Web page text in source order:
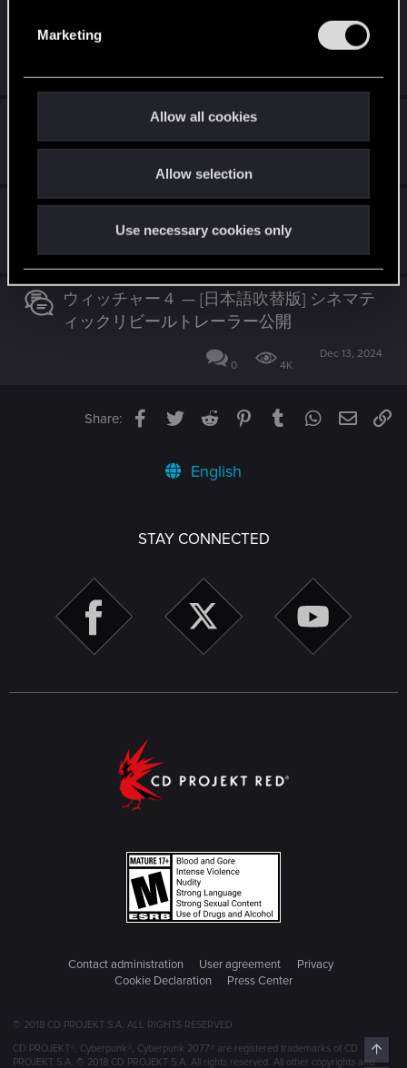
Marketing
Allow all cookies
Allow selection
Use necessary cookies only
2』公式ティーザー2公開
0 463
「主役はキミだ！」A Crew to Remember
Jun 10, 2026
PlayStation®5 Proアップデートが配信中！
0 997
ウィッチャー４ — [日本語吹替版] シネマテ
ィックリビールトレーラー公開
0 4K
Dec 13, 2024
Share: Facebook
TwitterReddit PinterestTumblrWhatsApp
Email
English
STAY CONNECTED
Contact administration User agreement
Privacy
Cookie Declaration
Press Center
© 2018 CD PROJEKT S.A. ALL RIGHTS RESERVED
CD PROJEKT®, Cyberpunk®, Cyberpunk 2077® are registered trademarks of CD
PROJEKT S.A. © 2018 CD PROJEKT S.A. All rights reserved. All other copyrights and
Top